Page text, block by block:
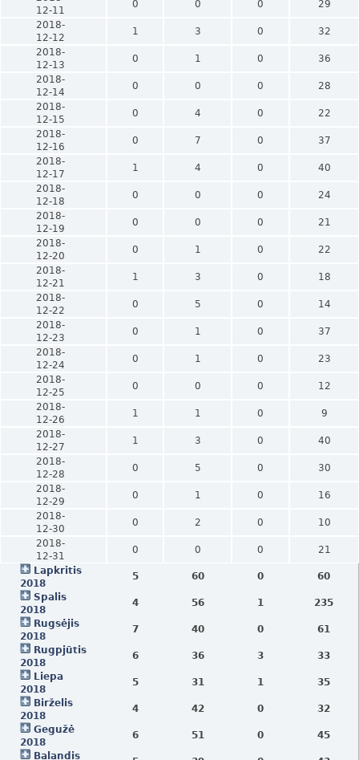
12-11
0 0 0
29
2018-
12-12
1 3 0
32
2018-
12-13
0 1 0
36
2018-
12-14
0 0 0
28
2018-
12-15
0 4 0
22
2018-
12-16
0 7 0
37
2018-
12-17
1 4 0
40
2018-
12-18
0 0 0
24
2018-
12-19
0 0 0
21
2018-
12-20
0 1 0
22
2018-
12-21
1 3 0
18
2018-
12-22
0 5 0
14
2018-
12-23
0 1 0
37
2018-
12-24
0 1 0
23
2018-
12-25
0 0 0
12
2018-
12-26
1 1 0
9
2018-
12-27
1 3 0
40
2018-
12-28
0 5 0
30
2018-
12-29
0 1 0
16
2018-
12-30
0 2 0
10
2018-
12-31
0 0 0
21
Lapkritis
2018
5 60 0
60
Spalis
2018
4 56 1
235
Rugsėjis
2018
7 40 0
61
Rugpjūtis
2018
6 36 3
33
Liepa
2018
5 31 1
35
Birželis
2018
4 42 0
32
Gegužė
2018
6 51 0
45
Balandis